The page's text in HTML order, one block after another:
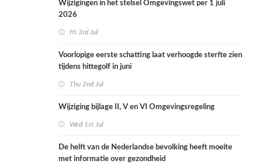
Wijzigingen in het stelsel Omgevingswet per 1 juli
2026
Fri 3rd Jul
Voorlopige eerste schatting laat verhoogde sterfte zien
tijdens hittegolf in juni
Thu 2nd Jul
Wijziging bijlage II, V en VI Omgevingsregeling
Wed 1st Jul
De helft van de Nederlandse bevolking heeft moeite
met informatie over gezondheid